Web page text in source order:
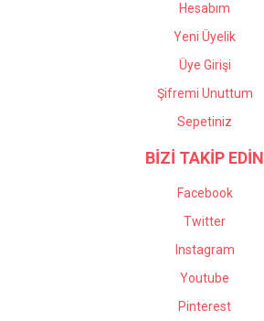
Hesabım
Yeni Üyelik
Üye Girişi
Şifremi Unuttum
Sepetiniz
BİZİ TAKİP EDİN
Facebook
Twitter
Instagram
Youtube
Pinterest